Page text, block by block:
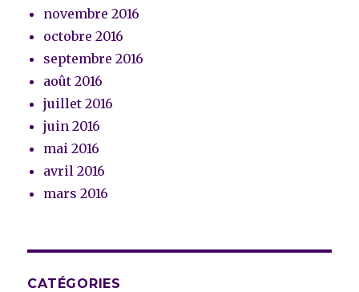
novembre 2016
octobre 2016
septembre 2016
août 2016
juillet 2016
juin 2016
mai 2016
avril 2016
mars 2016
CATÉGORIES